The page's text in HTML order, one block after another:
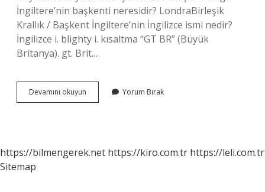
İngiltere’nin başkenti neresidir? LondraBirleşik
Krallık / Başkent İngiltere’nin İngilizce ismi nedir?
İngilizce i. blighty i. kısaltma “GT BR” (Büyük
Britanya). gt. Brit.…
Devamını okuyun Ingilizce
Britain
Yorum Bırak
https://bilmengerek.net https://kiro.com.tr https://leli.com.tr
Sitemap